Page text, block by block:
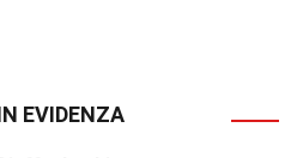
EVIDENZA